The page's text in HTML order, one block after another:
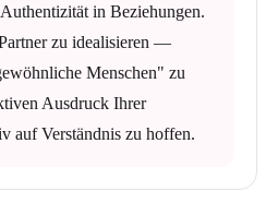
in Beziehungen.
zu idealisieren —
Menschen" zu
Ausdruck Ihrer
auf Verständnis zu hoffen.